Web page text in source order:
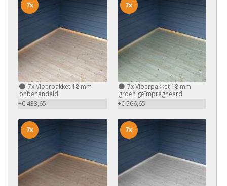
7xVloerpakket 18 mm
onbehandeld
+€ 433,65
7x
7xVloerpakket 18 mm
groen geïmpregneerd
+€ 566,65
7x
7x 7x